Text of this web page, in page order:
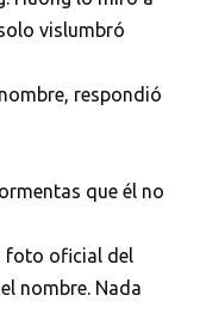
vislumbró
respondió
que él no
foto oficial del
nombre. Nada